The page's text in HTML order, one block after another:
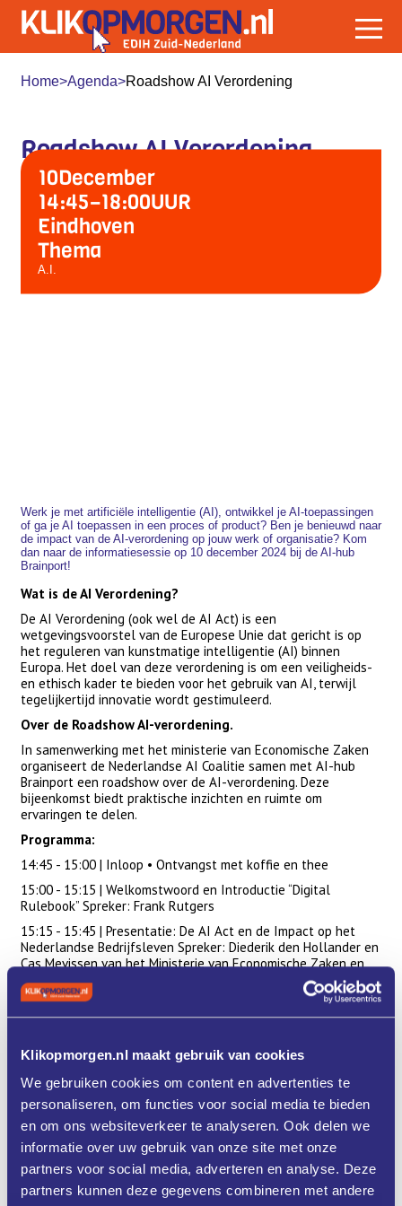
Klikopmorgen.nl maakt gebruik van cookies
We gebruiken cookies om content en advertenties te
personaliseren, om functies voor social media te bieden
en om ons websiteverkeer te analyseren. Ook delen we
informatie over uw gebruik van onze site met onze
partners voor social media, adverteren en analyse. Deze
partners kunnen deze gegevens combineren met andere
Home>Agenda>Roadshow AI Verordening
Roadshow AI Verordening
10December
14:45–18:00UUR
Eindhoven
Thema
A.I.
Werk je met artificiële intelligentie (AI), ontwikkel je AI-toepassingen
of ga je AI toepassen in een proces of product? Ben je benieuwd naar
de impact van de AI-verordening op jouw werk of organisatie? Kom
dan naar de informatiesessie op 10 december 2024 bij de AI-hub
Brainport!
Wat is de AI Verordening?
De AI Verordening (ook wel de AI Act) is een
wetgevingsvoorstel van de Europese Unie dat gericht is op
het reguleren van kunstmatige intelligentie (AI) binnen
Europa. Het doel van deze verordening is om een veiligheids-
en ethisch kader te bieden voor het gebruik van AI, terwijl
tegelijkertijd innovatie wordt gestimuleerd.
Over de Roadshow AI-verordening.
In samenwerking met het ministerie van Economische Zaken
organiseert de Nederlandse AI Coalitie samen met AI-hub
Brainport een roadshow over de AI-verordening. Deze
bijeenkomst biedt praktische inzichten en ruimte om
ervaringen te delen.
Programma:
14:45 - 15:00 | Inloop • Ontvangst met koffie en thee
15:00 - 15:15 | Welkomstwoord en Introductie “Digital
Rulebook” Spreker: Frank Rutgers
15:15 - 15:45 | Presentatie: De AI Act en de Impact op het
Nederlandse Bedrijfsleven Spreker: Diederik den Hollander en
Cas Mevissen van het Ministerie van Economische Zaken en
Klimaat (EZK)
15:45 - 16:15 | Ondernemerspanel: Vragen en Discussie
Gemodereerd door: Frank Rutgers
Economische Zaken, de Nederlandse AI Coalitie, de AI-hub
Brainport en andere spelers zoals Klik op Morgen en Brainport
TechLaw. Laat je inspireren en verzamel waarde volle
inzichten voor jouw werkveld!
Programma